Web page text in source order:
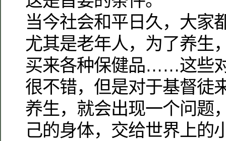
当今社会和平日久，大家
尤其是老年人，为了养生
买来各种保健品……这些
很不错，但是对于基督徒
养生，就会出现一个问题
己的身体，交给世界上的